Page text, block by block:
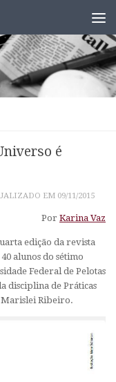
é
EM 09/11/2015
Por Karina Vaz
edição da revista
alunos do sétimo
Federal de Pelotas
disciplina de Práticas
Ribeiro.